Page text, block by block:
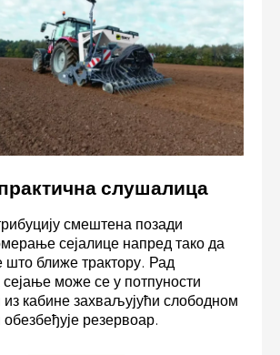
слушалица
смештена позади
сејалице напред тако да
што ближе трактору. Рад
може се у потпуности
из кабине захваљујући слободном
обезбеђује резервоар.